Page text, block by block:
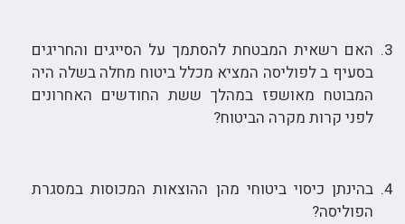
האם רשאית המבטחת להסתמך על הסייגים והחריגים
בסעיף ב לפוליסה המציא מכלל ביטוח מחלה בשלה היה
המבוטח מאושפז במהלך ששת החודשים האחרונים
לפני קרות מקרה הביטוח?
בהינתן כיסוי ביטוחי מהן ההוצאות המכוסות במסגרת
הפוליסה?